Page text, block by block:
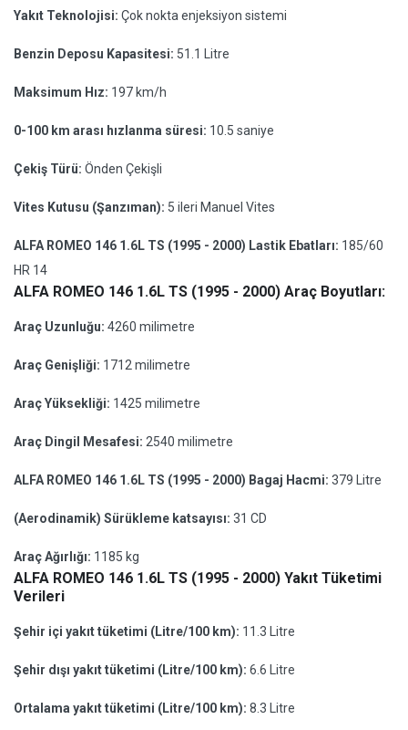
Yakıt Teknolojisi: Çok nokta enjeksiyon sistemi
Benzin Deposu Kapasitesi: 51.1 Litre
Maksimum Hız: 197 km/h
0-100 km arası hızlanma süresi: 10.5 saniye
Çekiş Türü: Önden Çekişli
Vites Kutusu (Şanzıman): 5 ileri Manuel Vites
ALFA ROMEO 146 1.6L TS (1995 - 2000) Lastik Ebatları: 185/60
HR 14
ALFA ROMEO 146 1.6L TS (1995 - 2000) Araç Boyutları:
Araç Uzunluğu: 4260 milimetre
Araç Genişliği: 1712 milimetre
Araç Yüksekliği: 1425 milimetre
Araç Dingil Mesafesi: 2540 milimetre
ALFA ROMEO 146 1.6L TS (1995 - 2000) Bagaj Hacmi: 379 Litre
(Aerodinamik) Sürükleme katsayısı: 31 CD
Araç Ağırlığı: 1185 kg
ALFA ROMEO 146 1.6L TS (1995 - 2000) Yakıt Tüketimi
Verileri
Şehir içi yakıt tüketimi (Litre/100 km): 11.3 Litre
Şehir dışı yakıt tüketimi (Litre/100 km): 6.6 Litre
Ortalama yakıt tüketimi (Litre/100 km): 8.3 Litre